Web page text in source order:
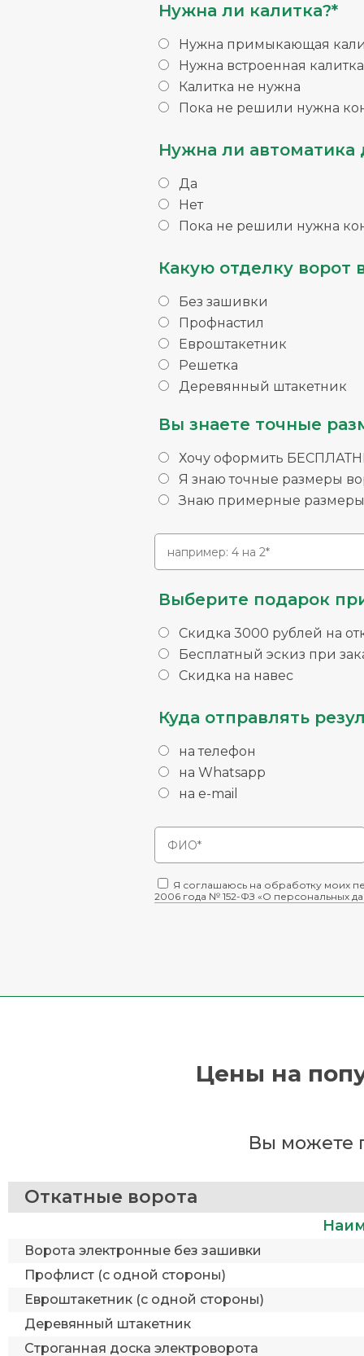
Нужна ли калитка?*
Нужна примыкающая
Нужна встроенная калитка
Калитка не нужна
Пока не решили нужна
Нужна ли автоматика
Да
Нет
Пока не решили нужна
Какую отделку ворот
Без зашивки
Профнастил
Евроштакетник
Решетка
Деревянный штакетник
Вы знаете точные
Хочу оформить
Я знаю точные размеры
Знаю примерные размеры
Выберите подарок
Скидка 3000 рублей на
Бесплатный эскиз при
Скидка на навес
Куда отправлять
на телефон
на Whatsapp
на e-mail
Я соглашаюсь на обработку моих
2006 года № 152-ФЗ «О персональных
Цены на
Вы можете
Откатные ворота
Ворота электронные без зашивки
Профлист (с одной стороны)
Евроштакетник (с одной стороны)
Деревянный штакетник
Строганная доска электроворота